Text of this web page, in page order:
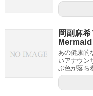
岡副麻
Mermaid
あの健康的
いアナウン
ぶ色が落ち